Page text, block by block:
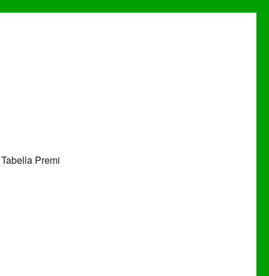
Tabella Premi